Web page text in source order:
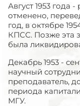
Август 1953
отменено,
год, в октябре
КПСС. Позже эта
была
Декабрь 1953 -
научный
преподаватель,
периода
МГУ.